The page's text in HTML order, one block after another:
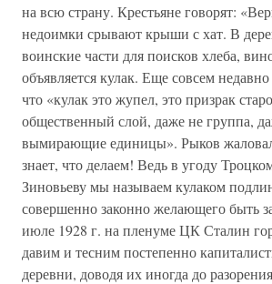
на всю страну. Крестьяне говорят:
недоимки срывают крыши с хат. В
воинские части для поисков хлеба,
объявляется кулак. Еще совсем
что «кулак это жупел, это призрак
общественный слой, даже не группа,
вымирающие единицы». Рыков
знает, что делаем! Ведь в угоду
Зиновьеву мы называем кулаком
совершенно законно желающего быть
июле 1928 г. на пленуме ЦК Сталин
давим и тесним постепенно
деревни, доводя их иногда до